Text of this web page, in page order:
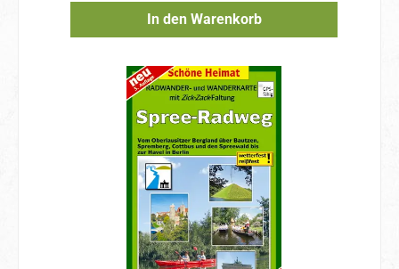
In den Warenkorb